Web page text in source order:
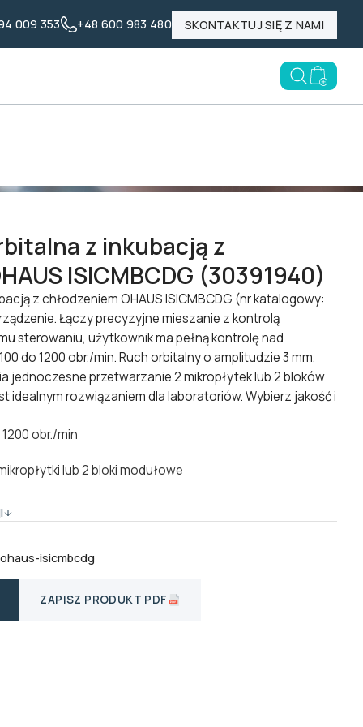
009 353 +48 600 983 480 SKONTAKTUJ SIĘ Z NAMI
OpenGo to
z inkubacją z
ISICMBCDG (30391940)
z chłodzeniem OHAUS ISICMBCDG (nr katalogowy:
Łączy precyzyjne mieszanie z kontrolą
sterowaniu, użytkownik ma pełną kontrolę nad
do 1200 obr./min. Ruch orbitalny o amplitudzie 3 mm.
jednoczesne przetwarzanie 2 mikropłytek lub 2 bloków
idealnym rozwiązaniem dla laboratoriów. Wybierz jakość i
obr./min
lub 2 bloki modułowe
isicmbcdg
ZAPISZ PRODUKT PDF